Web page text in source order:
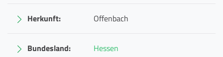
Herkunft: Offenbach
Bundesland: Hessen